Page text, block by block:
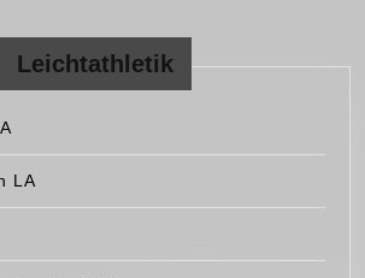
Leichtathletik
LA